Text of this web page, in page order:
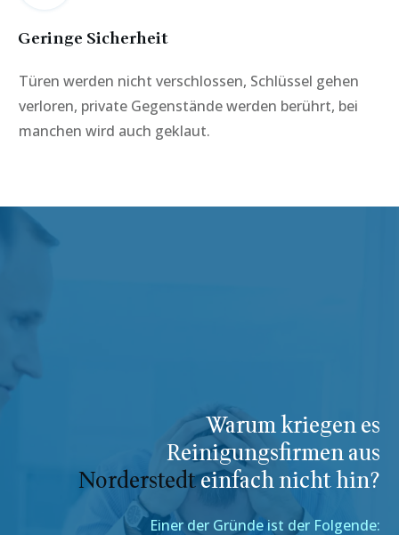
Geringe Sicherheit
Türen werden nicht verschlossen, Schlüssel gehen
verloren, private Gegenstände werden berührt, bei
manchen wird auch geklaut.
Warum kriegen es
Reinigungsfirmen aus
Norderstedteinfach nicht hin?
Einer der Gründe ist der Folgende: